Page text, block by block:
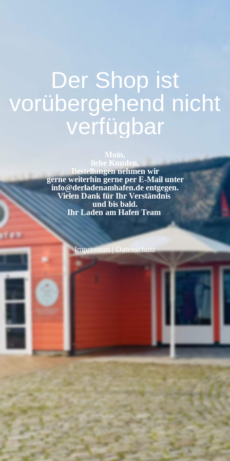
Der Shop ist
vorübergehend nicht
verfügbar
Moin,
liebe Kunden,
Bestellungen nehmen wir
gerne weiterhin gerne per E-Mail unter
info@derladenamhafen.de entgegen.
Vielen Dank für Ihr Verständnis
und bis bald.
Ihr Laden am Hafen Team
Impressum | Datenschutz